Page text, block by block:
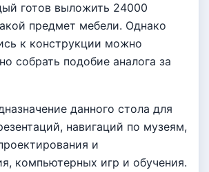
готов выложить 24000
предмет мебели. Однако
к конструкции можно
собрать подобие аналога за
данного стола для
навигаций по музеям,
и
компьютерных игр и обучения.